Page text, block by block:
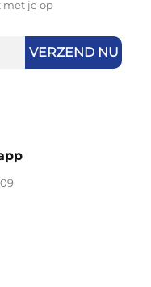
met je op
VERZEND NU